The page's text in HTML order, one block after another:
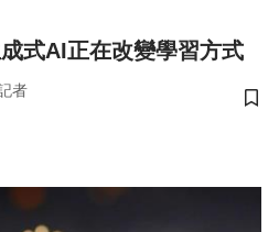
式AI正在改變學習方式
者
儲